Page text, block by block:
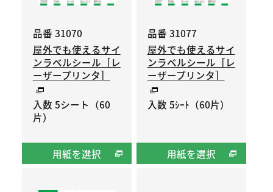
品番 31070
屋外でも使えるサイ
ンラベルシール［レ
ーザープリンタ］
入数 5シート（60
片）
用紙を選択
品番 31077
屋外でも使えるサイ
ンラベルシール［レ
ーザープリンタ］
入数 5ｼｰﾄ（60片）
用紙を選択